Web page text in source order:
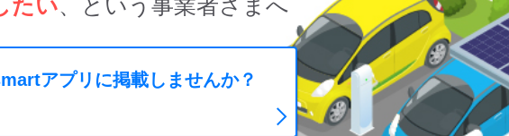
たい、という事業者さまへ
アプリに掲載しませんか？